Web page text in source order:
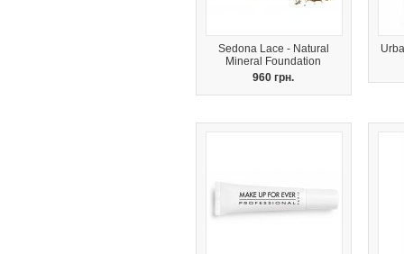
Sedona Lace - Natural
Mineral Foundation
960 грн.